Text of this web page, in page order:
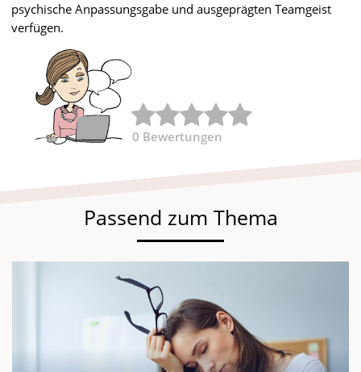
psychische Anpassungsgabe und ausgeprägten Teamgeist
verfügen.
0 Bewertungen
Passend zum Thema